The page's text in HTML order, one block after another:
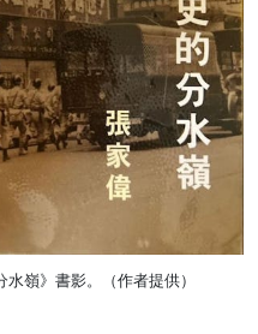
嶺》書影。（作者提供）